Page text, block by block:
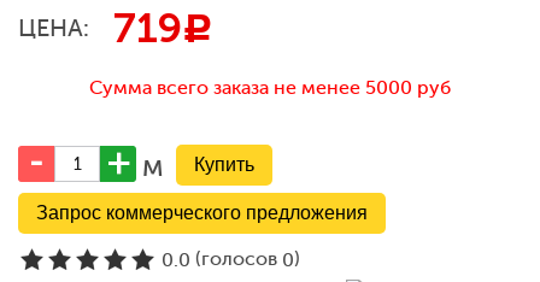
ЦЕНА: 719c
Сумма всего заказа не менее 5000 руб
м
Запрос коммерческого предложения
0.0 (голосов 0)